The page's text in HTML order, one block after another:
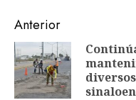
Navegación
de
entradas
Anterior